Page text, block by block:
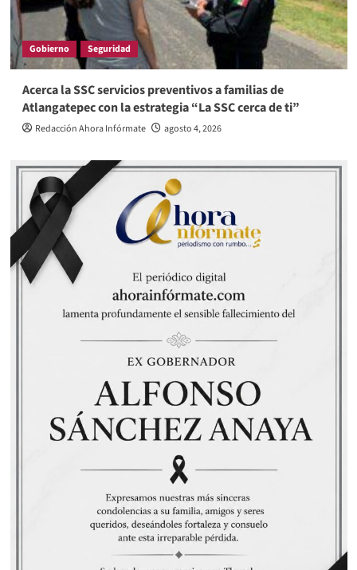
Gobierno Seguridad
Acerca la SSC servicios preventivos a familias de
Atlangatepec con la estrategia “La SSC cerca de ti”
Redacción Ahora Infórmate agosto 4, 2026